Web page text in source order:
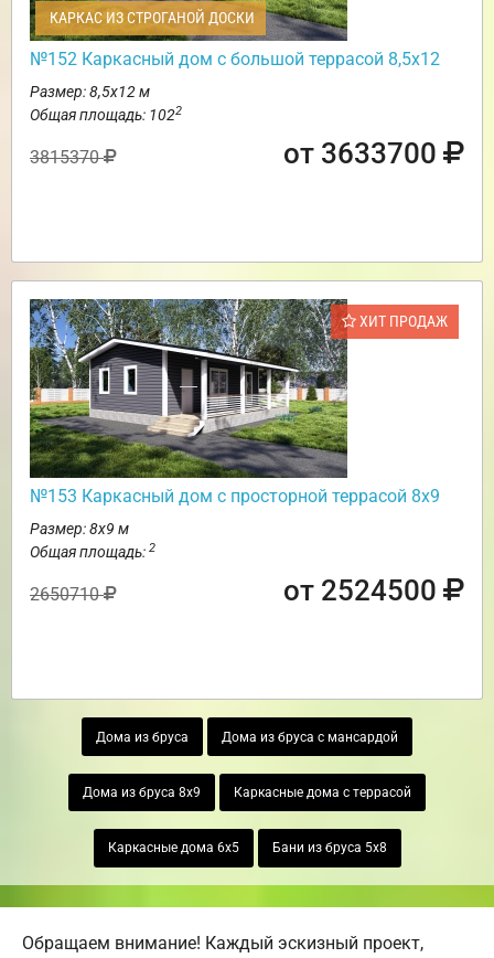
КАРКАС ИЗ СТРОГАНОЙ ДОСКИ
№152 Каркасный дом с большой террасой 8,5х12
Размер: 8,5х12 м
Общая площадь: 1022
3815370 от 3633700
ХИТ ПРОДАЖ
№153 Каркасный дом с просторной террасой 8х9
Размер: 8х9 м
Общая площадь: 2
2650710 от 2524500
Дома из бруса Дома из бруса с мансардой
Дома из бруса 8х9 Каркасные дома с террасой
Каркасные дома 6х5 Бани из бруса 5х8
Обращаем внимание! Каждый эскизный проект,